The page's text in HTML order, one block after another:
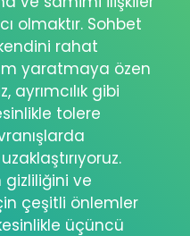
olmaktır. Sohbet
rahat
yaratmaya özen
ayrımcılık gibi
tolere
gizliliğini ve
çeşitli önlemler
üçüncü